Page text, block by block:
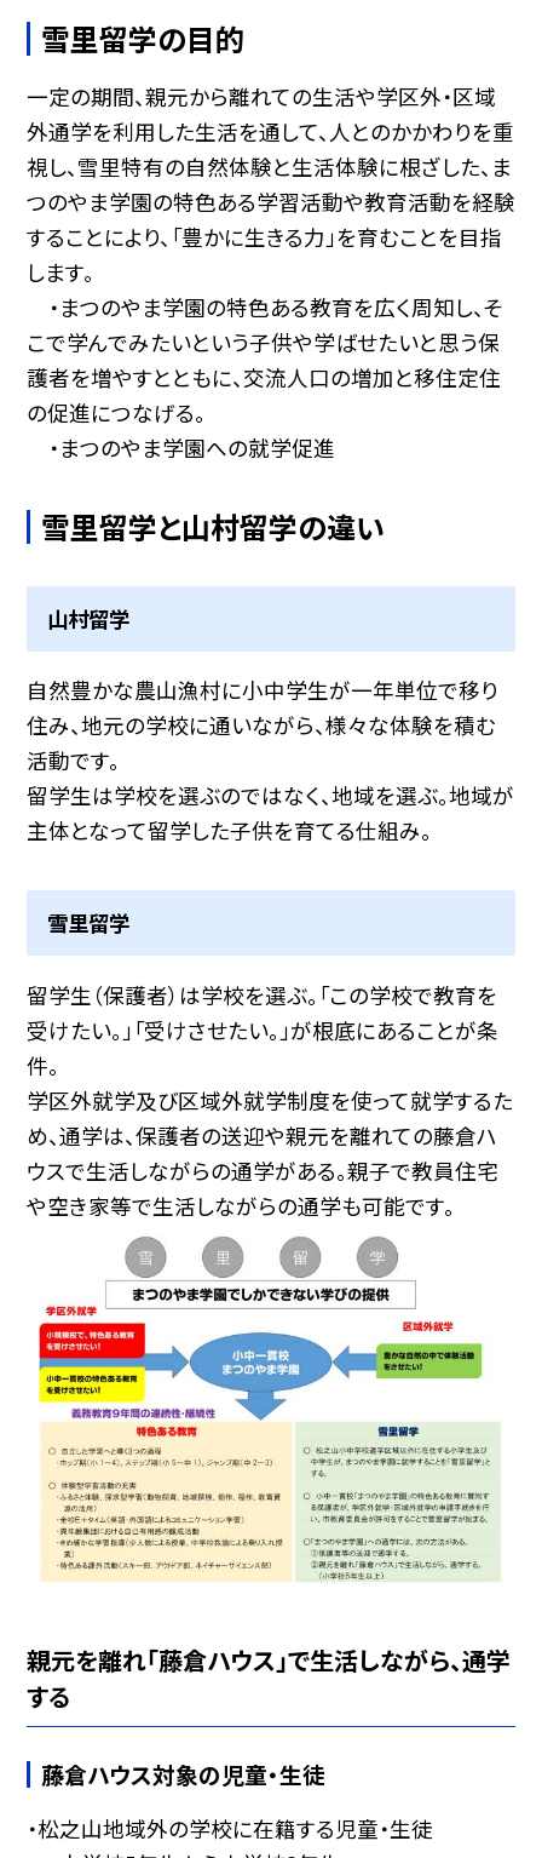
雪里留学の目的
一定の期間、親元から離れての生活や学区外・区域
外通学を利用した生活を通して、人とのかかわりを重
視し、雪里特有の自然体験と生活体験に根ざした、ま
つのやま学園の特色ある学習活動や教育活動を経験
することにより、「豊かに生きる力」を育むことを目指
します。
・まつのやま学園の特色ある教育を広く周知し、そ
こで学んでみたいという子供や学ばせたいと思う保
護者を増やすとともに、交流人口の増加と移住定住
の促進につなげる。
・まつのやま学園への就学促進
雪里留学と山村留学の違い
山村留学
自然豊かな農山漁村に小中学生が一年単位で移り
住み、地元の学校に通いながら、様々な体験を積む
活動です。
留学生は学校を選ぶのではなく、地域を選ぶ。地域が
主体となって留学した子供を育てる仕組み。
雪里留学
留学生（保護者）は学校を選ぶ。「この学校で教育を
受けたい。」「受けさせたい。」が根底にあることが条
件。
学区外就学及び区域外就学制度を使って就学するた
め、通学は、保護者の送迎や親元を離れての藤倉ハ
ウスで生活しながらの通学がある。親子で教員住宅
や空き家等で生活しながらの通学も可能です。
親元を離れ「藤倉ハウス」で生活しながら、通学
する
藤倉ハウス対象の児童・生徒
・松之山地域外の学校に在籍する児童・生徒